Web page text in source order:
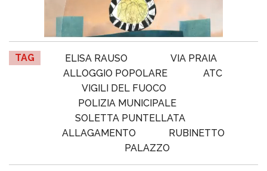
TAG ELISA RAUSO
VIA PRAIA
ALLOGGIO POPOLARE
ATC
VIGILI DEL FUOCO
POLIZIA MUNICIPALE
SOLETTA PUNTELLATA
ALLAGAMENTO
RUBINETTO
PALAZZO